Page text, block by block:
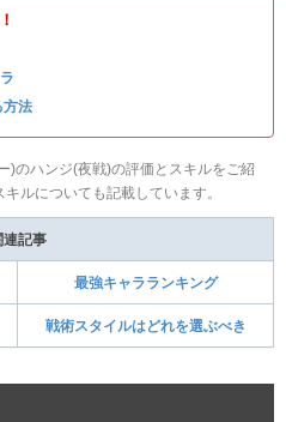
方法
)のハンジ(夜戦)の評価とスキルをご紹
ルについても記載しています。
連記事
最強キャラランキング
戦術スタイルはどれを選ぶべき